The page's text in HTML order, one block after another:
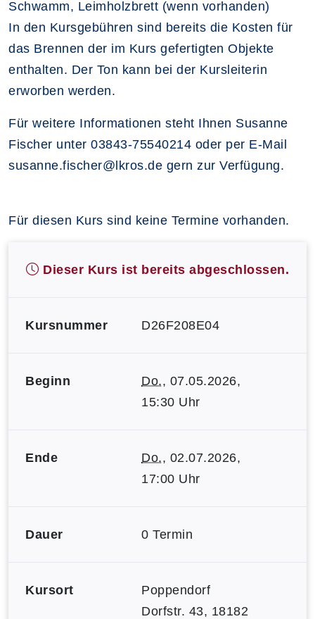
Schwamm, Leimholzbrett (wenn vorhanden)
In den Kursgebühren sind bereits die Kosten für
das Brennen der im Kurs gefertigten Objekte
enthalten. Der Ton kann bei der Kursleiterin
erworben werden.
Für weitere Informationen steht Ihnen Susanne
Fischer unter 03843-75540214 oder per E-Mail
susanne.fischer@lkros.de gern zur Verfügung.
Für diesen Kurs sind keine Termine vorhanden.
Dieser Kurs ist bereits abgeschlossen.
Kursnummer D26F208E04
Beginn Do., 07.05.2026,
15:30 Uhr
Ende Do., 02.07.2026,
17:00 Uhr
Dauer 0 Termin
Kursort
Poppendorf
Dorfstr. 43, 18182